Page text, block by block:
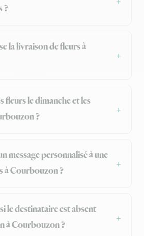
?
la livraison de fleurs à
fleurs le dimanche et les
?
message personnalisé à une
à Courbouzon ?
le destinataire est absent
à Courbouzon ?